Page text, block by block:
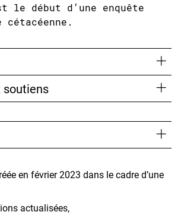
le début d’une enquête
cétacéenne.
soutiens
en février 2023 dans le cadre d’une
actualisées,